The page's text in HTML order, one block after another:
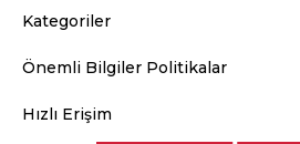
Kategoriler
Önemli Bilgiler Politikalar
Hızlı Erişim